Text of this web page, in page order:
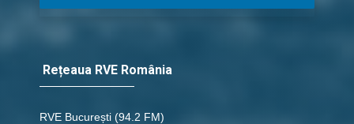
Rețeaua RVE România
RVE București (94.2 FM)